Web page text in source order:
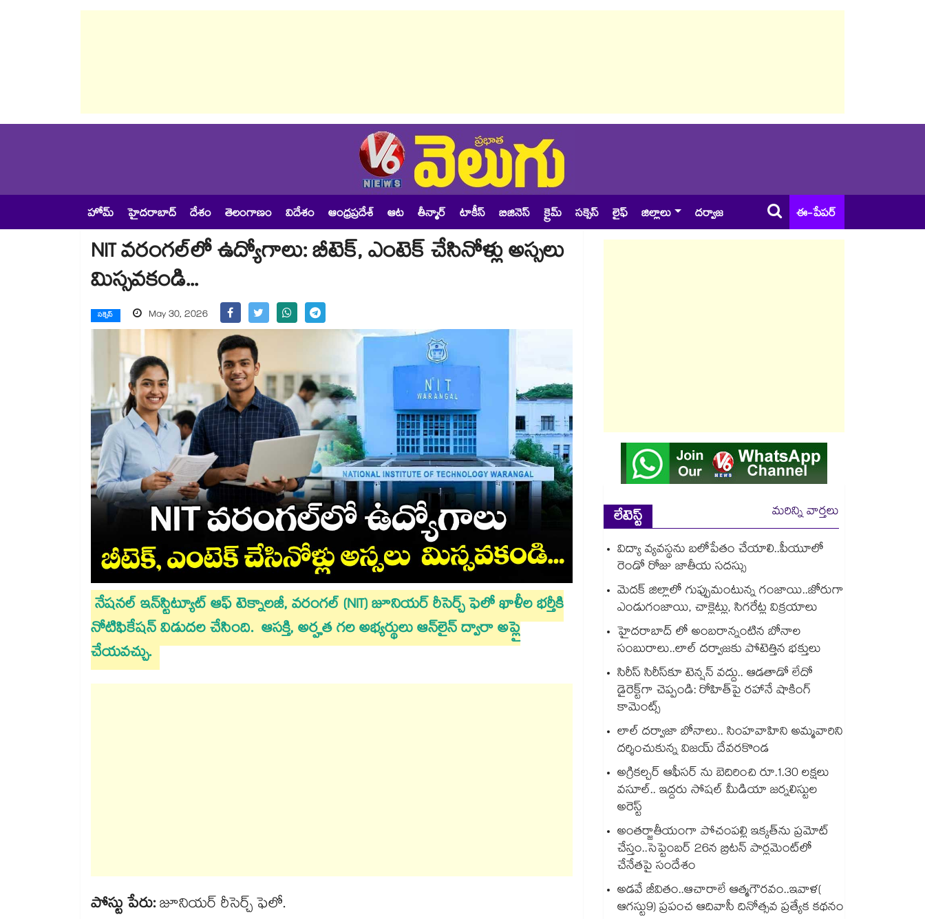
హోమ్ హైదరాబాద్ దేశం తెలంగాణం విదేశం ఆంధ్రప్రదేశ్ ఆట తీన్మార్ టాకీస్ బిజినెస్ క్రైమ్ సక్సెస్ లైఫ్ జిల్లాలు దర్వాజ ఈ-పేపర్
NIT వరంగల్‌లో ఉద్యోగాలు: బీటెక్, ఎంటెక్ చేసినోళ్లు అస్సలు
మిస్సవకండి...
సక్సెస్ May 30, 2026
నేషనల్ ఇన్​స్టిట్యూట్ ఆఫ్​ టెక్నాలజీ, వరంగల్ (NIT) జూనియర్ రీసెర్చ్ ఫెలో ఖాళీల భర్తీకి
నోటిఫికేషన్ విడుదల చేసింది. ఆసక్తి, అర్హత గల అభ్యర్థులు ఆన్​లైన్ ద్వారా అప్లై
చేయవచ్చు.
పోస్టు పేరు:జూనియర్ రీసెర్చ్ ఫెలో.
లేటెస్ట్
మరిన్ని వార్తలు
విద్యా వ్యవస్థను బలోపేతం చేయాలి..పీయూలో
రెండో రోజు జాతీయ సదస్సు
మెదక్ జిల్లాలో గుప్పుమంటున్న గంజాయి..జోరుగా
ఎండుగంజాయి, చాక్లెట్లు, సిగరేట్ల విక్రయాలు
హైదరాబాద్ లో అంబరాన్నంటిన బోనాల
సంబురాలు..లాల్ దర్వాజకు పోటెత్తిన భక్తులు
సిరీస్ సిరీస్‌కూ టెన్షన్ వద్దు.. ఆడతాడో లేదో
డైరెక్ట్‌గా చెప్పండి: రోహిత్‌పై రహానే షాకింగ్
కామెంట్స్
లాల్ దర్వాజా బోనాలు.. సింహవాహిని అమ్మవారిని
దర్శించుకున్న విజయ్ దేవరకొండ
అగ్రికల్చర్ ఆఫీసర్‌‌‌‌ ను బెదిరించి రూ.1.30 లక్షలు
వసూల్‌‌.. ఇద్దరు సోషల్ మీడియా జర్నలిస్టుల
అరెస్ట్
అంతర్జాతీయంగా పోచంపల్లి ఇక్కత్‌ను ప్రమోట్‌
చేస్తం..సెప్టెంబర్‌ 26న బ్రిటన్‌ పార్లమెంట్‌లో
చేనేతపై సందేశం
అడవే జీవితం..ఆచారాలే ఆత్మగౌరవం..ఇవాళ(
ఆగస్టు9) ప్రపంచ ఆదివాసీ దినోత్సవ ప్రత్యేక కథనం